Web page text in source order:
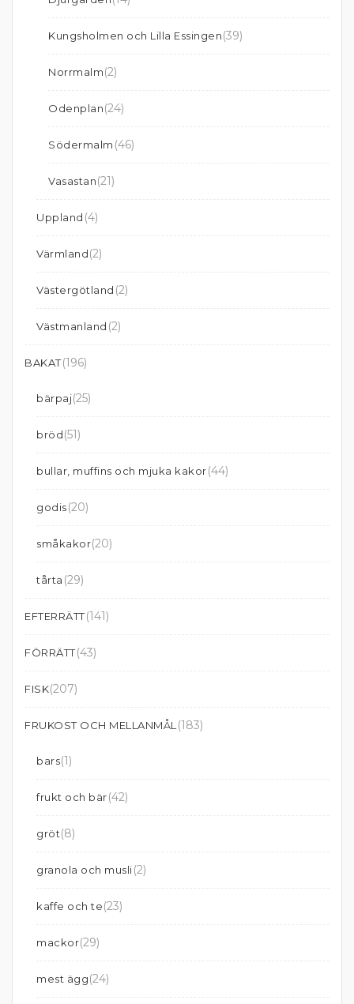
Kungsholmen och Lilla Essingen(39)
Norrmalm(2)
Odenplan(24)
Södermalm (46)
Vasastan(21)
Uppland (4)
Värmland(2)
Västergötland (2)
Västmanland (2)
BAKAT(196)
bärpaj(25)
bröd(51)
bullar, muffins och mjuka kakor(44)
godis(20)
småkakor(20)
tårta (29)
EFTERRÄTT(141)
FÖRRÄTT(43)
FISK(207)
FRUKOST OCH MELLANMÅL (183)
bars(1)
frukt och bär(42)
gröt(8)
granola och musli(2)
kaffe och te(23)
mackor(29)
mest ägg(24)